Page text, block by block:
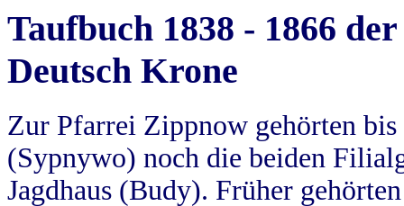
Taufbuch 1838 - 1866
Deutsch Krone
Zur Pfarrei Zippnow gehörten
(Sypnywo) noch die beiden
Jagdhaus (Budy). Früher